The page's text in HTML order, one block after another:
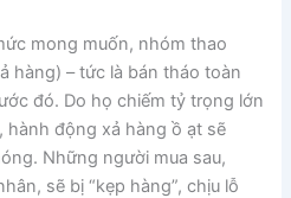
mong muốn, nhóm thao
hàng) – tức là bán tháo toàn
đó. Do họ chiếm tỷ trọng lớn
động xả hàng ồ ạt sẽ
Những người mua sau,
sẽ bị “kẹp hàng”, chịu lỗ